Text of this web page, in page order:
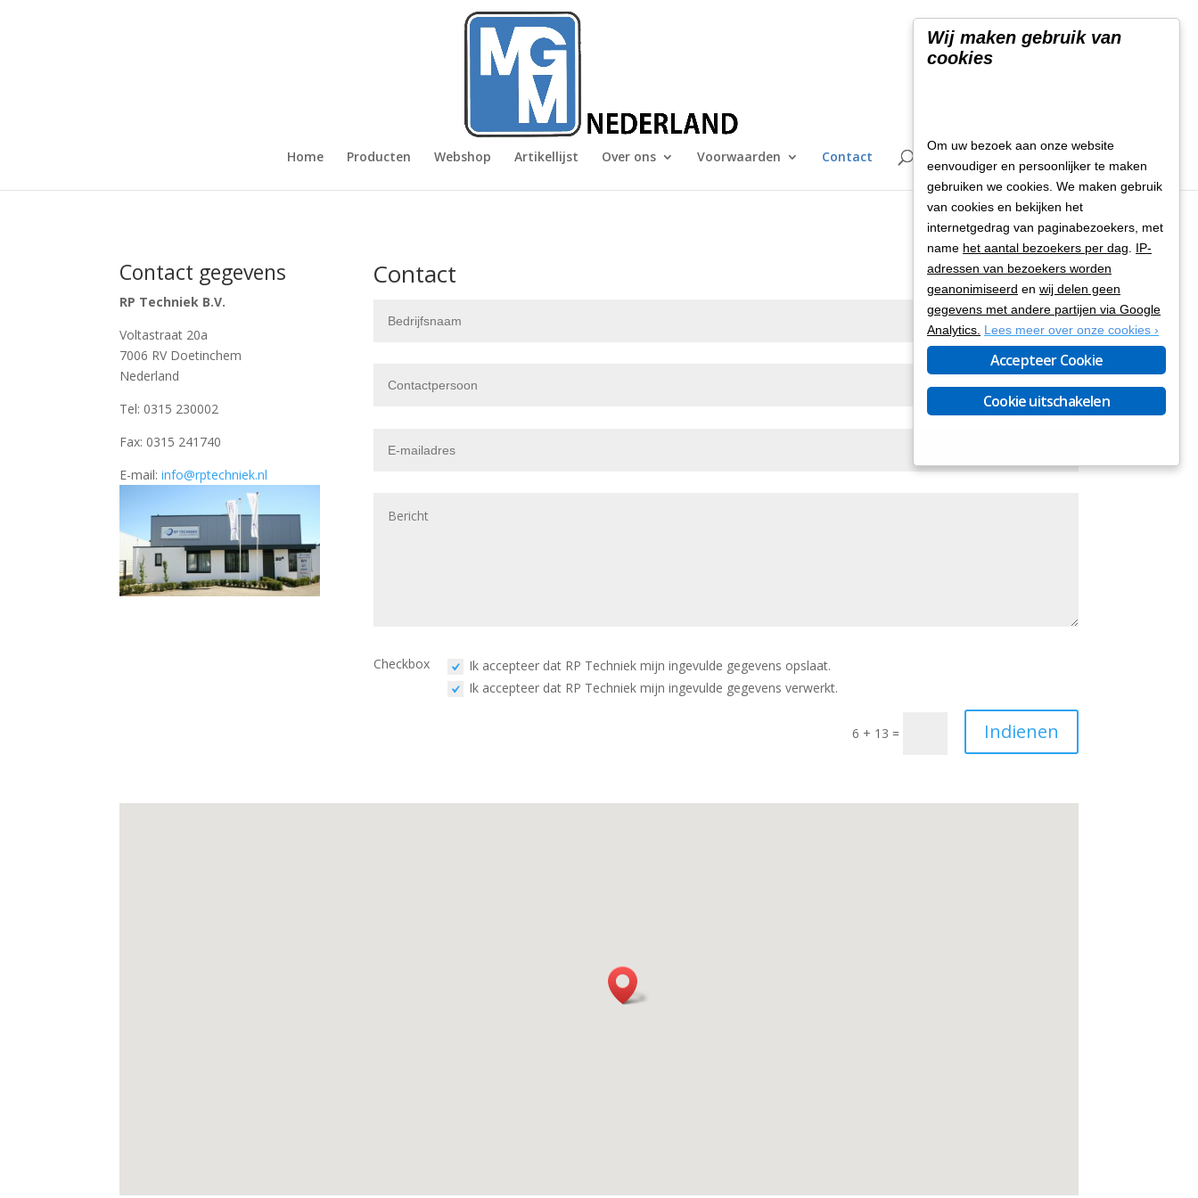
Home Producten Webshop Artikellijst Over ons Voorwaarden Contact
Contact gegevens
RP Techniek B.V.
Voltastraat 20a
7006 RV Doetinchem
Nederland
Tel: 0315 230002
Fax: 0315 241740
E-mail:info@rptechniek.nl
Contact
Checkbox
Ik accepteer dat RP Techniek mijn ingevulde gegevens opslaat.
Ik accepteer dat RP Techniek mijn ingevulde gegevens verwerkt.
6 + 13 = Indienen
Wij maken gebruik van
cookies
Om uw bezoek aan onze website
eenvoudiger en persoonlijker te maken
gebruiken we cookies. We maken gebruik
van cookies en bekijken het
internetgedrag van paginabezoekers, met
name het aantal bezoekers per dag
IP-
adressen van bezoekers worden
geanonimiseerd en wij delen geen
gegevens met andere partijen via Google
Analytics. Lees meer over onze cookies ›
Accepteer Cookie
Cookie uitschakelen